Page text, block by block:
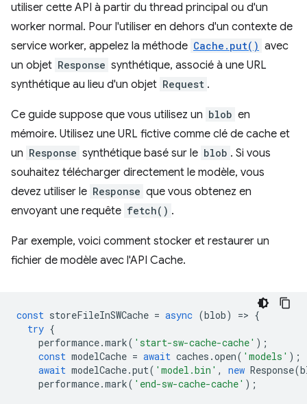
utiliser cette API à partir du thread principal ou d'un
worker normal. Pour l'utiliser en dehors d'un contexte de
service worker, appelez la méthode Cache.put() avec
un objet Response synthétique, associé à une URL
synthétique au lieu d'un objet Request .
Ce guide suppose que vous utilisez un blob en
mémoire. Utilisez une URL fictive comme clé de cache et
un Response synthétique basé sur le blob . Si vous
souhaitez télécharger directement le modèle, vous
devez utiliser le Response que vous obtenez en
envoyant une requête fetch() .
Par exemple, voici comment stocker et restaurer un
fichier de modèle avec l'API Cache.
const storeFileInSWCache = async (blob) => {
try {
performance.mark( 'start-sw-cache-cache' );
const modelCache = await caches .open( 'models' );
await modelCache.put( 'model.bin' , new Response(
performance.mark( 'end-sw-cache-cache' );